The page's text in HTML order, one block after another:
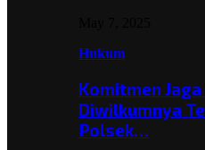
Hukum
Komitmen
Diwilkumnya
Polsek…